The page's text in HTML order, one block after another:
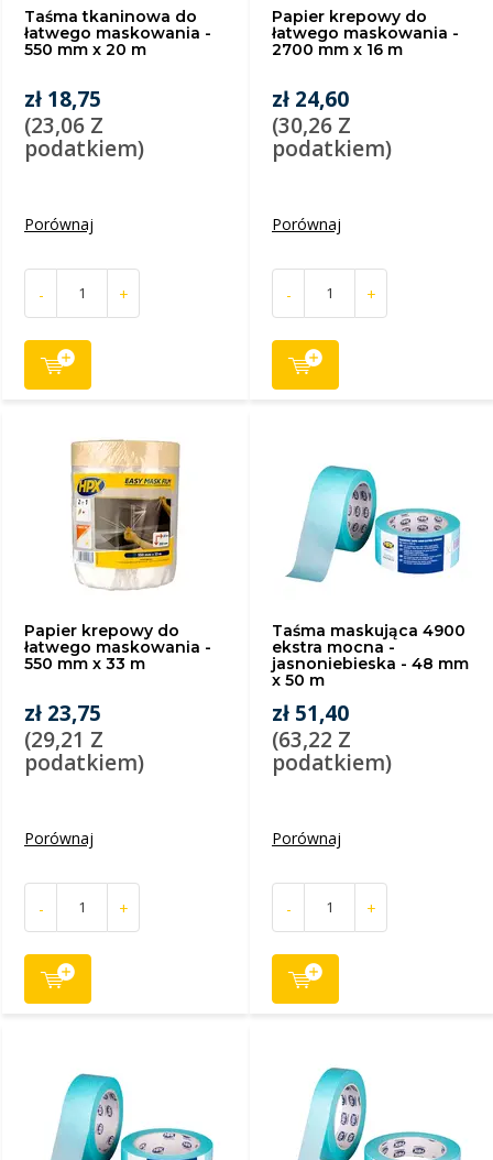
Taśma tkaninowa do
łatwego maskowania -
550 mm x 20 m
zł 18,75
(23,06 Z
podatkiem)
Porównaj
- +
Papier krepowy do
łatwego maskowania -
2700 mm x 16 m
zł 24,60
(30,26 Z
podatkiem)
Porównaj
- +
Papier krepowy do
łatwego maskowania -
550 mm x 33 m
zł 23,75
(29,21 Z
podatkiem)
Porównaj
- +
Taśma maskująca 4900
ekstra mocna -
jasnoniebieska - 48 mm
x 50 m
zł 51,40
(63,22 Z
podatkiem)
Porównaj
- +